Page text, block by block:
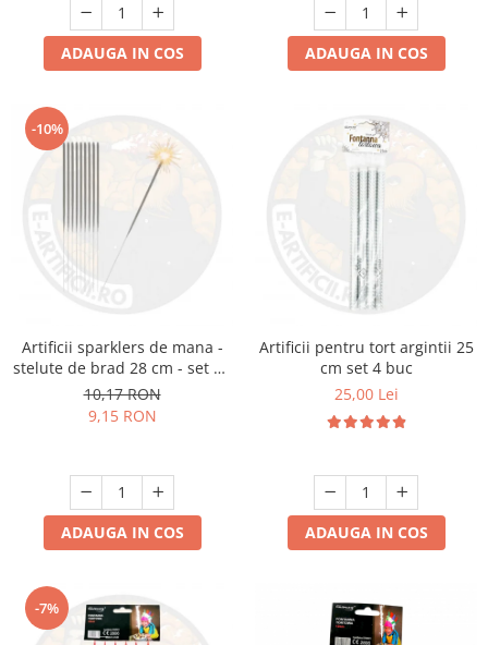
ADAUGA IN COS ADAUGA IN COS
-10%
Artificii sparklers de mana -
stelute de brad 28 cm - set 10
buc
10,17 RON
9,15 RON
ADAUGA IN COS
Artificii pentru tort argintii 25
cm set 4 buc
25,00 Lei
ADAUGA IN COS
-7%